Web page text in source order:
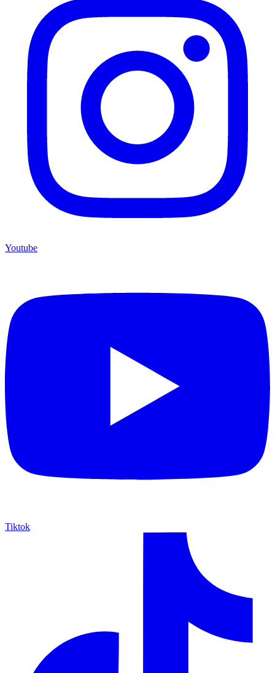
Youtube
Tiktok